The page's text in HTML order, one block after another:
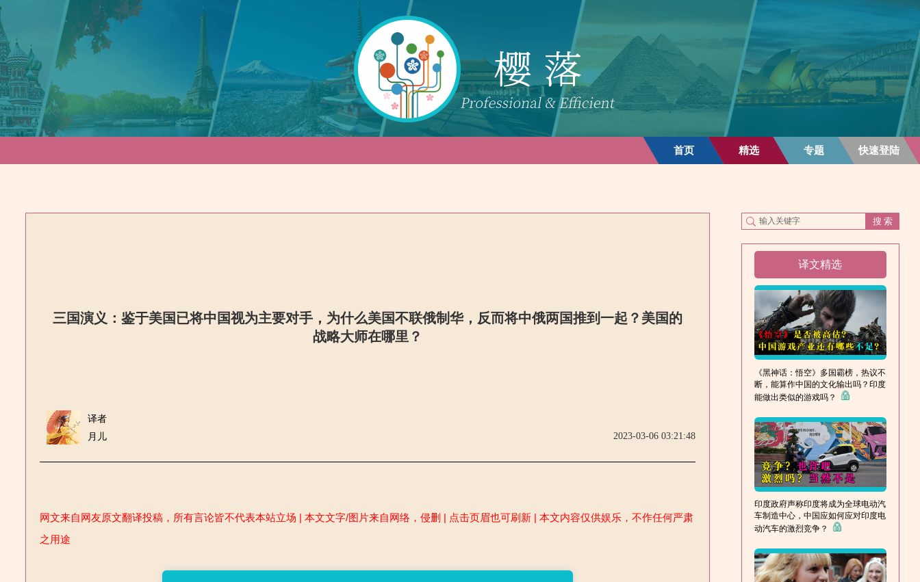
首页 精选 专题 快速登陆
三国演义：鉴于美国已将中国视为主要对手，为什么美国不联俄制华，反而将中俄两国推到一起？美国的
战略大师在哪里？
译者
月儿
2023-03-06 03:21:48
网文来自网友原文翻译投稿，所有言论皆不代表本站立场 | 本文文字/图片来自网络，侵删 | 点击页眉也可刷新 | 本文内容仅供娱乐，不作任何严肃
之用途
译文精选
《黑神话：悟空》多国霸榜，热议不
断，能算作中国的文化输出吗？印度
能做出类似的游戏吗？
印度政府声称印度将成为全球电动汽
车制造中心，中国应如何应对印度电
动汽车的激烈竞争？